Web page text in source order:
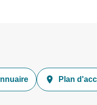
Plan